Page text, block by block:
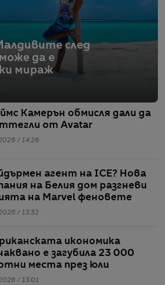
след
да е
мираж
Камерън обмисля дали да
от Avatar
/ 14:26
агент на ICE? Нова
на Белия дом разгневи
на Marvel феновете
/ 13:32
икономика
е загубила 23 000
места през юли
/ 13:01